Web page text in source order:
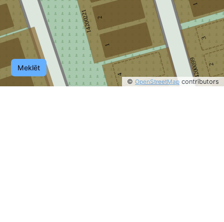
Meklēt 14200099
14200221
2
3
1
4
1
2
© OpenStreetMap contributors